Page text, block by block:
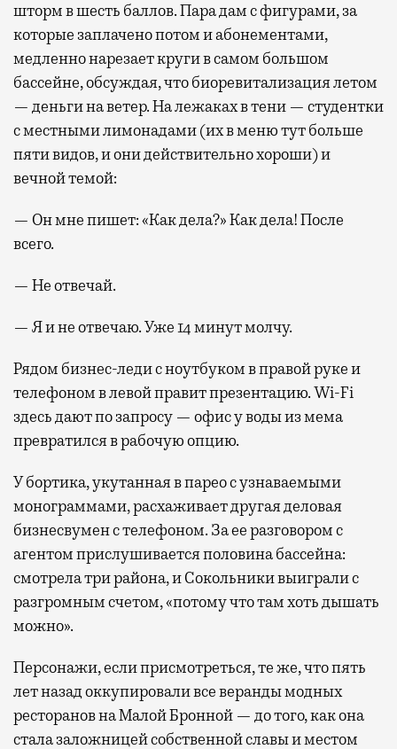
шторм в шесть баллов. Пара дам с фигурами, за
которые заплачено потом и абонементами,
медленно нарезает круги в самом большом
бассейне, обсуждая, что биоревитализация летом
— деньги на ветер. На лежаках в тени — студентки
с местными лимонадами (их в меню тут больше
пяти видов, и они действительно хороши) и
вечной темой:
— Он мне пишет: «Как дела?» Как дела! После
всего.
— Не отвечай.
— Я и не отвечаю. Уже 14 минут молчу.
Рядом бизнес-леди с ноутбуком в правой руке и
телефоном в левой правит презентацию. Wi-Fi
здесь дают по запросу — офис у воды из мема
превратился в рабочую опцию.
У бортика, укутанная в парео с узнаваемыми
монограммами, расхаживает другая деловая
бизнесвумен с телефоном. За ее разговором с
агентом прислушивается половина бассейна:
смотрела три района, и Сокольники выиграли с
разгромным счетом, «потому что там хоть дышать
можно».
Персонажи, если присмотреться, те же, что пять
лет назад оккупировали все веранды модных
ресторанов на Малой Бронной — до того, как она
стала заложницей собственной славы и местом